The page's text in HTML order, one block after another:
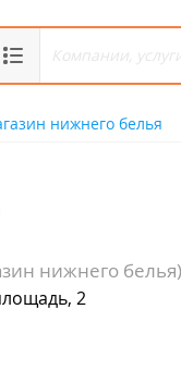
нижнего белья
нижнего белья)
2